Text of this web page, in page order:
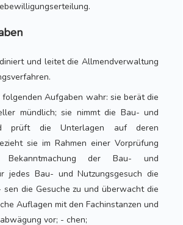
und leitet die Allmendverwaltung
Aufgaben wahr: sie berät die
mündlich; sie nimmt die Bau- und
prüft die Unterlagen auf deren
sie im Rahmen einer Vorprüfung
der Bau- und
jedes Bau- und Nutzungsgesuch die
die Gesuche zu und überwacht die
Auflagen mit den Fachinstanzen und
vor; - chen;